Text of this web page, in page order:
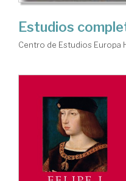
Estudios
Centro de Estudios Europa